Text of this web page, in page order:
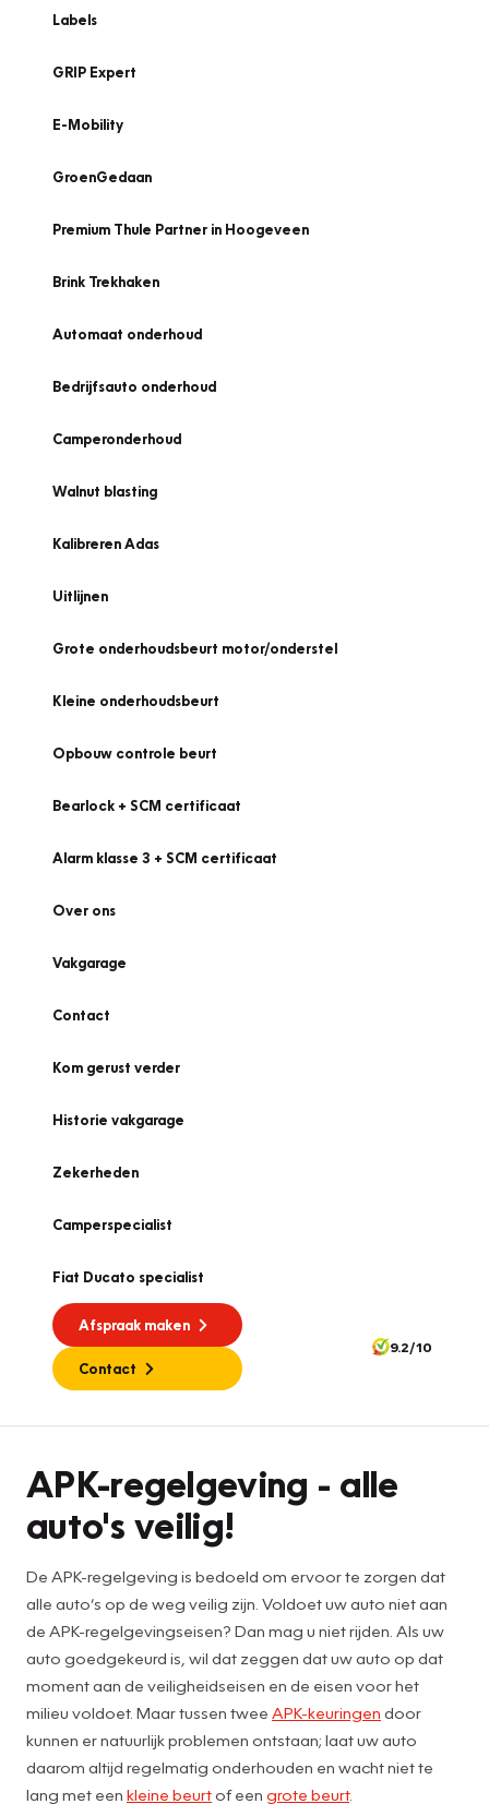
Labels
GRIP Expert
E-Mobility
GroenGedaan
Premium Thule Partner in Hoogeveen
Brink Trekhaken
Automaat onderhoud
Bedrijfsauto onderhoud
Camperonderhoud
Walnut blasting
Kalibreren Adas
Uitlijnen
Grote onderhoudsbeurt motor/onderstel
Kleine onderhoudsbeurt
Opbouw controle beurt
Bearlock + SCM certificaat
Alarm klasse 3 + SCM certificaat
Over ons
Vakgarage
Contact
Kom gerust verder
Historie vakgarage
Zekerheden
Camperspecialist
Fiat Ducato specialist
Afspraak maken
Contact
9.2/10
APK-regelgeving - alle
auto's veilig!
De APK-regelgeving is bedoeld om ervoor te zorgen dat
alle auto’s op de weg veilig zijn. Voldoet uw auto niet aan
de APK-regelgevingseisen? Dan mag u niet rijden. Als uw
auto goedgekeurd is, wil dat zeggen dat uw auto op dat
moment aan de veiligheidseisen en de eisen voor het
milieu voldoet. Maar tussen twee APK-keuringen door
kunnen er natuurlijk problemen ontstaan; laat uw auto
daarom altijd regelmatig onderhouden en wacht niet te
lang met een kleine beurtof een grote beurt.